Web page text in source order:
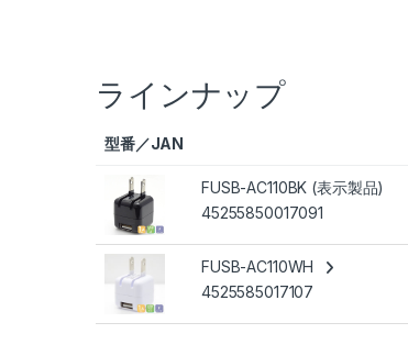
ラインナップ
型番／JAN
FUSB-AC110BK (表示製品)
45255850017091
FUSB-AC110WH
4525585017107